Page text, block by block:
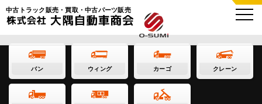
中古トラック販売・買取・中古パーツ販売
バン ウィング カーゴ クレーン